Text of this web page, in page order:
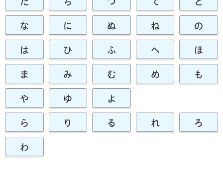
な に ぬ ね の
は ひ ふ へ ほ
ま み む め も
や ゆ よ
ら り る れ ろ
わ